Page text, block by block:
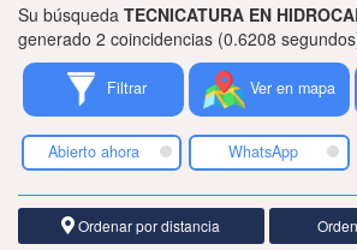
Su búsqueda TECNICATURA EN
generado 2 coincidencias (0.6208
Filtrar Ver en mapa
Abierto ahora WhatsApp
Ordenar por distancia